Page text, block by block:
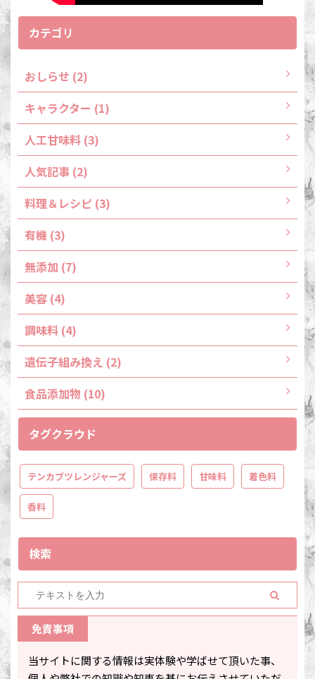
カテゴリ
おしらせ (2)
キャラクター (1)
人工甘味料 (3)
人気記事 (2)
料理＆レシピ (3)
有機 (3)
無添加 (7)
美容 (4)
調味料 (4)
遺伝子組み換え (2)
食品添加物 (10)
タグクラウド
テンカブツレンジャーズ 保存料 甘味料 着色料
香料
検索
免責事項
当サイトに関する情報は実体験や学ばせて頂いた事、